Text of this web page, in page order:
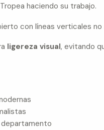
haciendo su trabajo.
con líneas verticales
ligereza visual, evitando
departamento